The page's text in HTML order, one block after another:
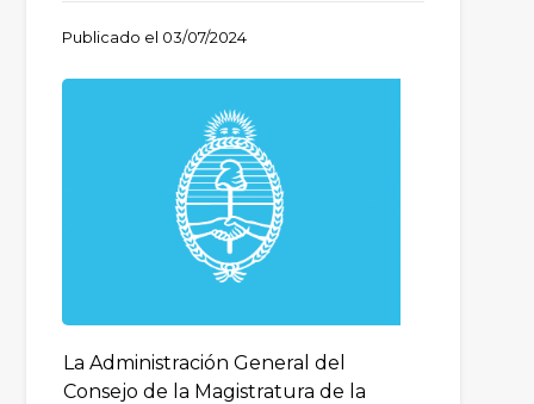
Publicado el 03/07/2024
La Administración General del
Consejo de la Magistratura de la